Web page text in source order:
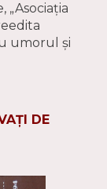
„Asociaţia
umorul şi
DE